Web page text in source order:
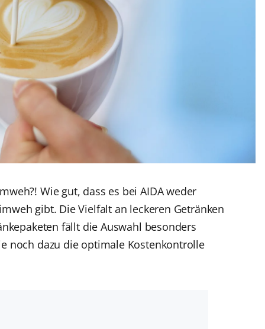
Wie gut, dass es bei AIDA weder
gibt. Die Vielfalt an leckeren Getränken
fällt die Auswahl besonders
noch dazu die optimale Kostenkontrolle